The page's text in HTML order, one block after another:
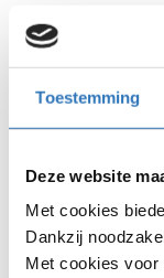
Toestemming
Deze website
Met cookies
Dankzij
Met cookies
Stijlvolle en
Duurzaam
Bionic Finish® Eco
4 beoordelingen
€99,95